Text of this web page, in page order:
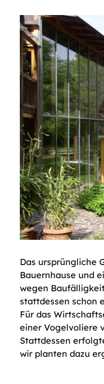
Das ursprüngliche
Bauernhause und
wegen
stattdessen schon
Für das
einer Vogelvoliere
Stattdessen
wir planten dazu